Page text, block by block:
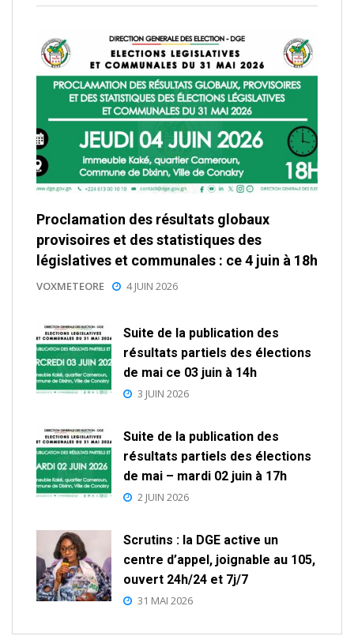
Proclamation des résultats globaux
provisoires et des statistiques des
législatives et communales : ce 4 juin à 18h
VOXMETEORE 4 JUIN 2026
Suite de la publication des
résultats partiels des élections
de mai ce 03 juin à 14h
3 JUIN 2026
Suite de la publication des
résultats partiels des élections
de mai – mardi 02 juin à 17h
2 JUIN 2026
Scrutins : la DGE active un
centre d’appel, joignable au 105,
ouvert 24h/24 et 7j/7
31 MAI 2026